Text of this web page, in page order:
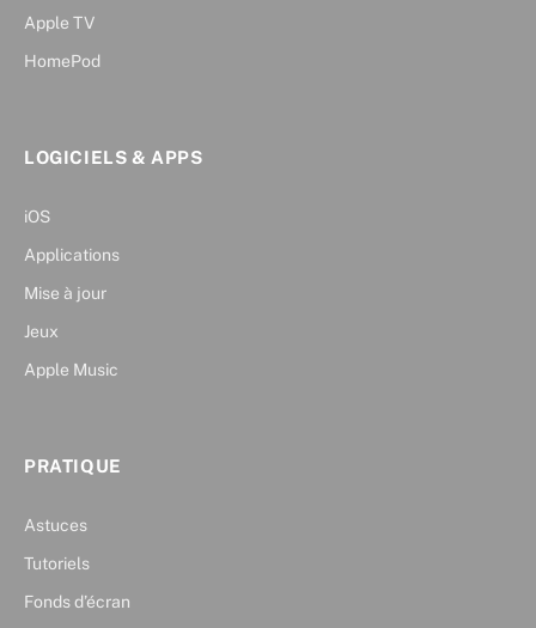
Apple TV
HomePod
LOGICIELS & APPS
iOS
Applications
Mise à jour
Jeux
Apple Music
PRATIQUE
Astuces
Tutoriels
Fonds d’écran